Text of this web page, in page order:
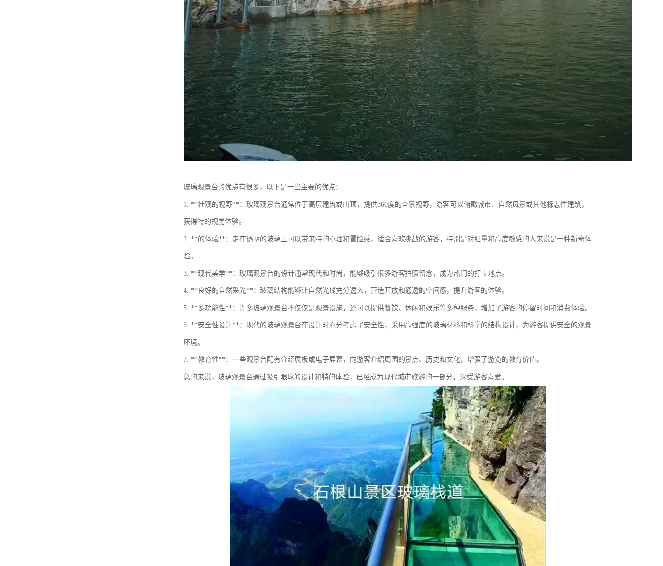
玻璃观景台的优点有很多，以下是一些主要的优点：
1. **壮观的视野**：玻璃观景台通常位于高层建筑或山顶，提供360度的全景视野，游客可以俯瞰城市、自然风景或其他标志性建筑，
获得特的视觉体验。
2. **的体验**：走在透明的玻璃上可以带来特的心理和冒险感，适合喜欢挑战的游客，特别是对胆量和高度敏感的人来说是一种新奇体
验。
3. **现代美学**：玻璃观景台的设计通常现代和时尚，能够吸引很多游客拍照留念，成为热门的打卡地点。
4. **良好的自然采光**：玻璃结构能够让自然光线充分透入，营造开放和通透的空间感，提升游客的体验。
5. **多功能性**：许多玻璃观景台不仅仅是观景设施，还可以提供餐饮、休闲和娱乐等多种服务，增加了游客的停留时间和消费体验。
6. **安全性设计**：现代的玻璃观景台在设计时充分考虑了安全性，采用高强度的玻璃材料和科学的结构设计，为游客提供安全的观景
环境。
7. **教育性**：一些观景台配有介绍展板或电子屏幕，向游客介绍周围的景点、历史和文化，增强了游览的教育价值。
总的来说，玻璃观景台通过吸引眼球的设计和特的体验，已经成为现代城市旅游的一部分，深受游客喜爱。